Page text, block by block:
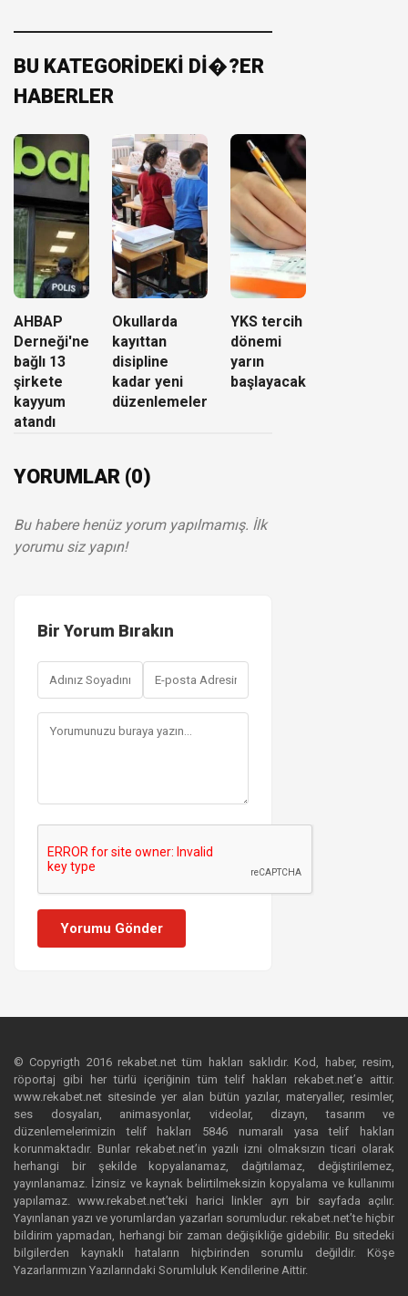
BU KATEGORİDEKİ Dİ�?ER
HABERLER
AHBAP
Derneği'ne
bağlı 13
şirkete
kayyum
atandı
Okullarda
kayıttan
disipline
kadar yeni
düzenlemeler
YKS tercih
dönemi
yarın
başlayacak
YORUMLAR (0)
Bu habere henüz yorum yapılmamış. İlk
yorumu siz yapın!
Bir Yorum Bırakın
Yorumu Gönder
© Copyrigth 2016 rekabet.net tüm hakları saklıdır. Kod, haber, resim,
röportaj gibi her türlü içeriğinin tüm telif hakları rekabet.net’e aittir.
www.rekabet.net sitesinde yer alan bütün yazılar, materyaller, resimler,
ses dosyaları, animasyonlar, videolar, dizayn, tasarım ve
düzenlemelerimizin telif hakları 5846 numaralı yasa telif hakları
korunmaktadır. Bunlar rekabet.net’in yazılı izni olmaksızın ticari olarak
herhangi bir şekilde kopyalanamaz, dağıtılamaz, değiştirilemez,
yayınlanamaz. İzinsiz ve kaynak belirtilmeksizin kopyalama ve kullanımı
yapılamaz. www.rekabet.net’teki harici linkler ayrı bir sayfada açılır.
Yayınlanan yazı ve yorumlardan yazarları sorumludur. rekabet.net’te hiçbir
bildirim yapmadan, herhangi bir zaman değişikliğe gidebilir. Bu sitedeki
bilgilerden kaynaklı hataların hiçbirinden sorumlu değildir. Köşe
Yazarlarımızın Yazılarındaki Sorumluluk Kendilerine Aittir.